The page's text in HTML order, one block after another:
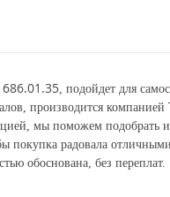
, подойдет для
производится компанией
мы поможем
радовала
обоснована, без переплат.